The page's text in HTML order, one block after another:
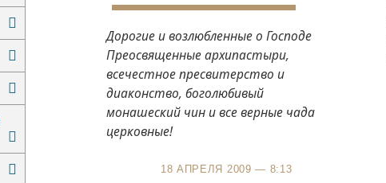
Дорогие и возлюбленные о Господе
Преосвященные архипастыри,
всечестное пресвитерство и
диаконство, боголюбивый
монашеский чин и все верные чада
церковные!
18 АПРЕЛЯ 2009 — 8:13